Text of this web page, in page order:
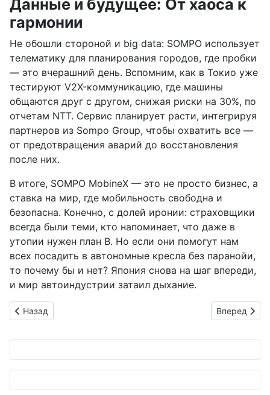
Данные и будущее: От хаоса к
гармонии
Не обошли стороной и big data: SOMPO использует
телематику для планирования городов, где пробки
— это вчерашний день. Вспомним, как в Токио уже
тестируют V2X-коммуникацию, где машины
общаются друг с другом, снижая риски на 30%, по
отчетам NTT. Сервис планирует расти, интегрируя
партнеров из Sompo Group, чтобы охватить все —
от предотвращения аварий до восстановления
после них.
В итоге, SOMPO MobineX — это не просто бизнес, а
ставка на мир, где мобильность свободна и
безопасна. Конечно, с долей иронии: страховщики
всегда были теми, кто напоминает, что даже в
утопии нужен план B. Но если они помогут нам
всех посадить в автономные кресла без паранойи,
то почему бы и нет? Япония снова на шаг впереди,
и мир автоиндустрии затаил дыхание.
Предыдущий: eMotion Fleet и Jigowatts: зарядки для
Назад Следующий:
Вперед